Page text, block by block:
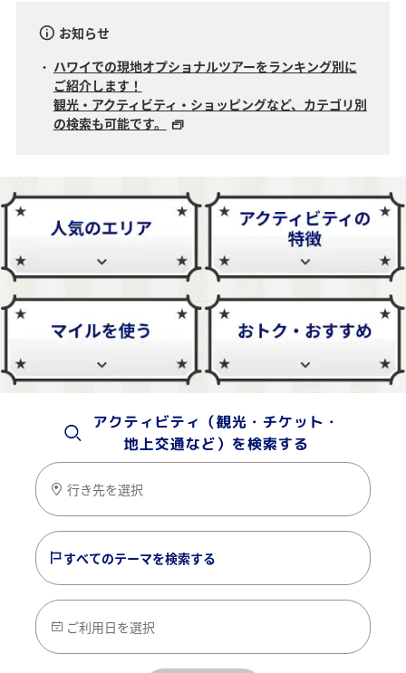
お知らせ
ハワイでの現地オプショナルツアーをランキング別に
ご紹介します！
観光・アクティビティ・ショッピングなど、カテゴリ別
の検索も可能です。
行き先を選択
すべてのテーマを検索する
ご利用日を選択